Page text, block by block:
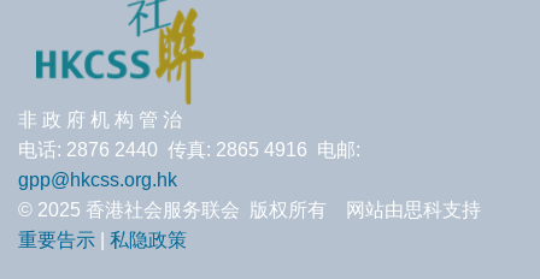
非 政 府 机 构 管 治
电话: 2876 2440 传真: 2865 4916 电邮:
gpp@hkcss.org.hk
© 2025 香港社会服务联会 版权所有 网站由思科支持
重要告示
私隐政策